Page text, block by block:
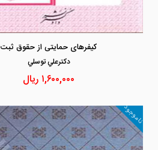
کیفرهای حمایتی از حقوق ثبت
دكترعلي توسلي
۱,۶۰۰,۰۰۰ ریال
ناموجود